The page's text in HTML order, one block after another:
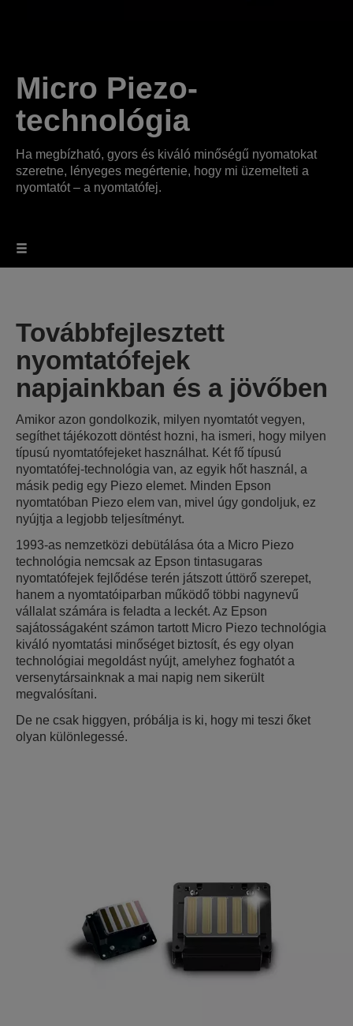
Micro Piezo-
technológia
Ha megbízható, gyors és kiváló minőségű nyomatokat
szeretne, lényeges megértenie, hogy mi üzemelteti a
nyomtatót – a nyomtatófej.
Továbbfejlesztett
nyomtatófejek
napjainkban és a jövőben
Amikor azon gondolkozik, milyen nyomtatót vegyen,
segíthet tájékozott döntést hozni, ha ismeri, hogy milyen
típusú nyomtatófejeket használhat. Két fő típusú
nyomtatófej-technológia van, az egyik hőt használ, a
másik pedig egy Piezo elemet. Minden Epson
nyomtatóban Piezo elem van, mivel úgy gondoljuk, ez
nyújtja a legjobb teljesítményt.
1993-as nemzetközi debütálása óta a Micro Piezo
technológia nemcsak az Epson tintasugaras
nyomtatófejek fejlődése terén játszott úttörő szerepet,
hanem a nyomtatóiparban működő többi nagynevű
vállalat számára is feladta a leckét. Az Epson
sajátosságaként számon tartott Micro Piezo technológia
kiváló nyomtatási minőséget biztosít, és egy olyan
technológiai megoldást nyújt, amelyhez foghatót a
versenytársainknak a mai napig nem sikerült
megvalósítani.
De ne csak higgyen, próbálja is ki, hogy mi teszi őket
olyan különlegessé.